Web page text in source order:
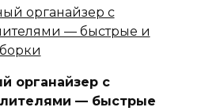
органайзер с
— быстрые